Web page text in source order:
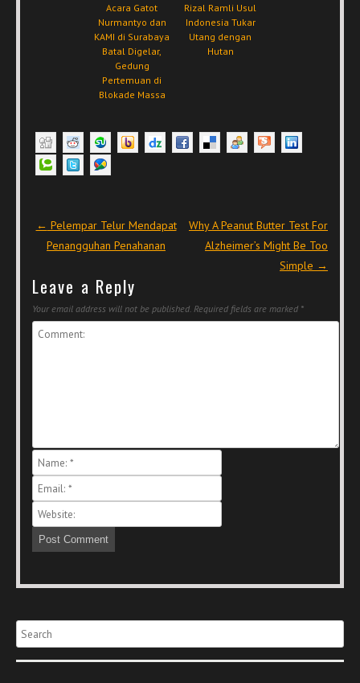
Acara Gatot
Nurmantyo dan
KAMI di Surabaya
Batal Digelar,
Gedung
Pertemuan di
Blokade Massa
Rizal Ramli Usul
Indonesia Tukar
Utang dengan
Hutan
Post navigation
← Pelempar Telur Mendapat
Penangguhan Penahanan
Why A Peanut Butter Test For
Alzheimer’s Might Be Too
Simple →
Leave a Reply
Your email address will not be published. Required fields are marked *
Search